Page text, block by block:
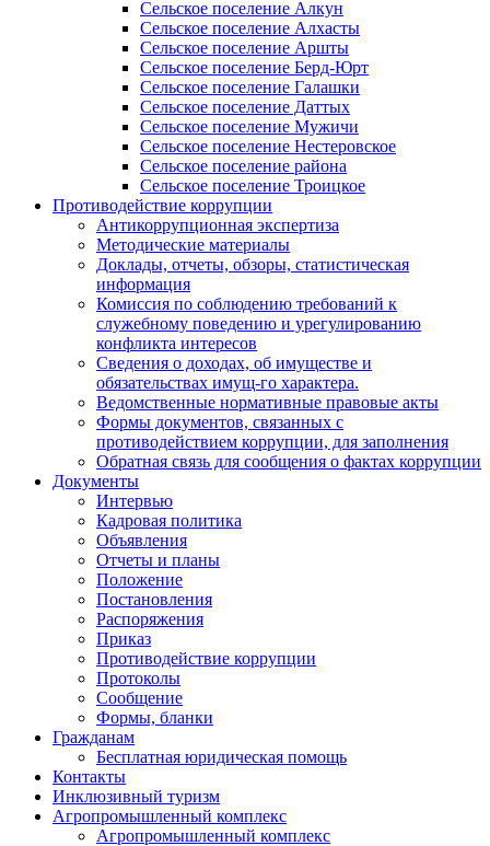
Сельское поселение Алкун
Сельское поселение Алхасты
Сельское поселение Аршты
Сельское поселение Берд-Юрт
Сельское поселение Галашки
Сельское поселение Даттых
Сельское поселение Мужичи
Сельское поселение Нестеровское
Сельское поселение района
Сельское поселение Троицкое
Противодействие коррупции
Антикоррупционная экспертиза
Методические материалы
Доклады, отчеты, обзоры, статистическая
информация
Комиссия по соблюдению требований к
служебному поведению и урегулированию
конфликта интересов
Сведения о доходах, об имуществе и
обязательствах имущ-го характера.
Ведомственные нормативные правовые акты
Формы документов, связанных с
противодействием коррупции, для заполнения
Обратная связь для сообщения о фактах коррупции
Документы
Интервью
Кадровая политика
Объявления
Отчеты и планы
Положение
Постановления
Распоряжения
Приказ
Противодействие коррупции
Протоколы
Сообщение
Формы, бланки
Гражданам
Бесплатная юридическая помощь
Контакты
Инклюзивный туризм
Агропромышленный комплекс
Агропромышленный комплекс